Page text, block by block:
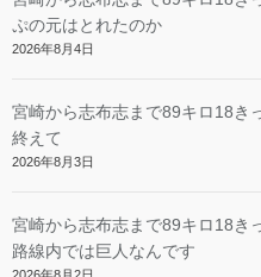
ぷの元はとれたのか
2026年8月4日
宮崎から志布志まで89キロ18き
終えて
2026年8月3日
宮崎から志布志まで89キロ18き
路線内では巨人なんです